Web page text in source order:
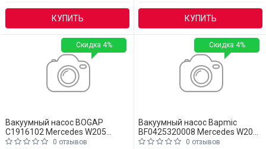
КУПИТЬ КУПИТЬ
Вакуумный насос BOGAP
C1916102 Mercedes W205
(CLASS-C)
0 отзывов
Скидка 4%
Вакуумный насос Bapmic
BF0425320008 Mercedes W205
(CLASS-C)
0 отзывов
Скидка 4%